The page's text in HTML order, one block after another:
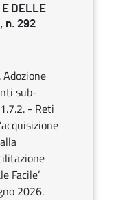
E DELLE
n. 292
sub-
- Reti
Facile’
2026.